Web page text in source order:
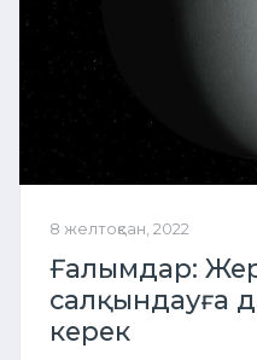
8 желтоқсан, 2022
Ғалымдар:
салқындауға
керек